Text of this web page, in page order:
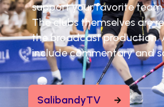
support your favorite
The clubs themselves are
the broadcast production.
include commentary and
SalibandyTV